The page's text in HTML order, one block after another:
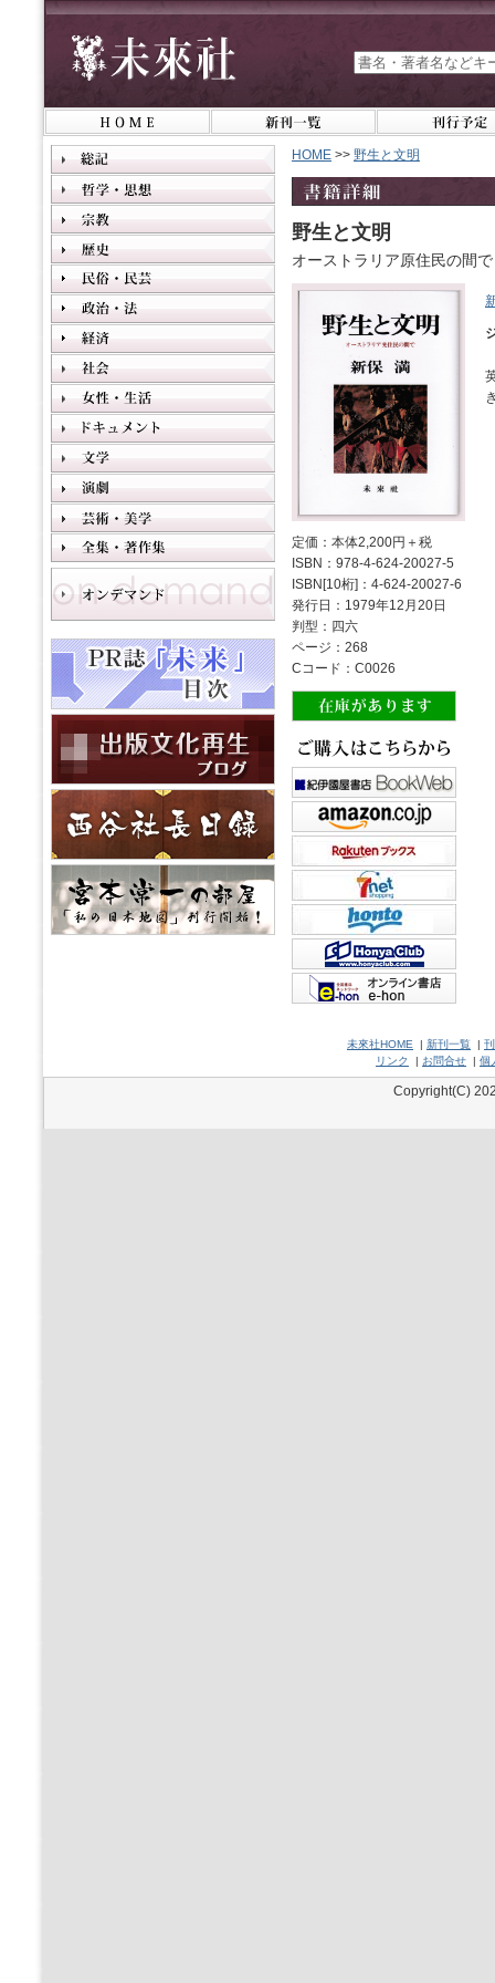
HOME >> 野生と文明
野生と文明
オーストラリア原住民の間で
定価：本体2,200円＋税
ISBN：978-4-624-20027-5
ISBN[10桁]：4-624-20027-6
発行日：1979年12月20日
判型：四六
ページ：268
Cコード：C0026
未來社HOME 新刊一覧
リンク
お問合せ 個
Copyright(C)